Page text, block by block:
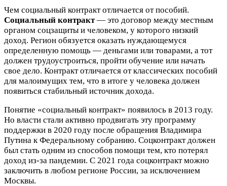
Чем социальный контракт отличается от пособий.
Социальный контракт— это договор между местным
органом соцзащиты и человеком, у которого низкий
доход. Регион обязуется оказать нуждающемуся
определенную помощь — деньгами или товарами, а тот
должен трудоустроиться, пройти обучение или начать
свое дело. Контракт отличается от классических пособий
для малоимущих тем, что в итоге у человека должен
появиться стабильный источник дохода.
Понятие «социальный контракт» появилось в 2013 году.
Но власти стали активно продвигать эту программу
поддержки в 2020 году после обращения Владимира
Путина к Федеральному собранию. Соцконтракт должен
был стать одним из способов помощи тем, кто потерял
доход из-за пандемии. С 2021 года соцконтракт можно
заключить в любом регионе России, за исключением
Москвы.